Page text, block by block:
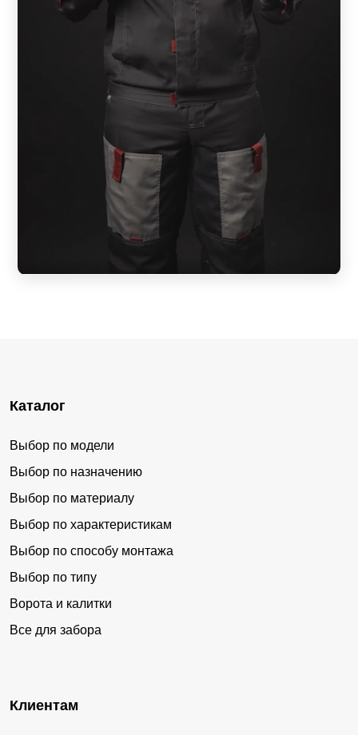
Каталог
Выбор по модели
Выбор по назначению
Выбор по материалу
Выбор по характеристикам
Выбор по способу монтажа
Выбор по типу
Ворота и калитки
Все для забора
Клиентам